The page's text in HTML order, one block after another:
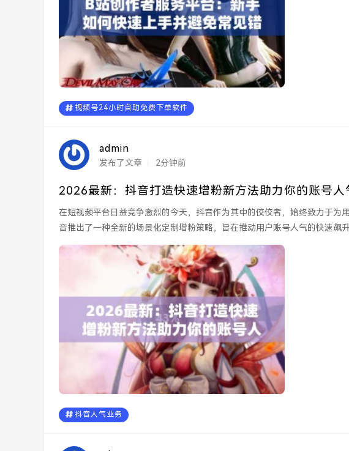
视频号24小时自助免费下单软件
admin
发布了文章 2分钟前
2026最新：抖音打造快速增粉新方法助力你的账号人
在短视频平台日益竞争激烈的今天，抖音作为其中的佼佼者，始终致力于为
音推出了一种全新的场景化定制增粉策略，旨在推动用户账号人气的快速飙
光和互动。...
抖音人气业务